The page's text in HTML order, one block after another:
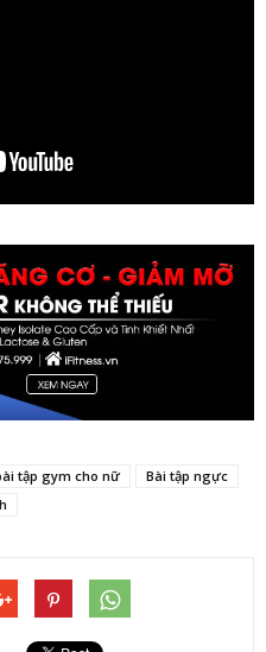
tập gym cho nữ
Bài tập ngực